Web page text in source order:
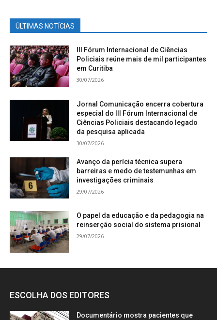
ÚLTIMAS NOTÍCIAS
III Fórum Internacional de Ciências
Policiais reúne mais de mil participantes
em Curitiba
30/07/2026
Jornal Comunicação encerra cobertura
especial do III Fórum Internacional de
Ciências Policiais destacando legado
da pesquisa aplicada
30/07/2026
Avanço da perícia técnica supera
barreiras e medo de testemunhas em
investigações criminais
29/07/2026
O papel da educação e da pedagogia na
reinserção social do sistema prisional
29/07/2026
ESCOLHA DOS EDITORES
Documentário mostra pacientes que